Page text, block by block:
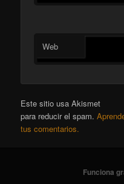
Web
Este sitio usa Akismet
para reducir el spam.
tus comentarios.
Funciona